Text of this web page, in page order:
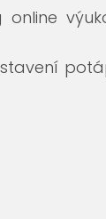
online